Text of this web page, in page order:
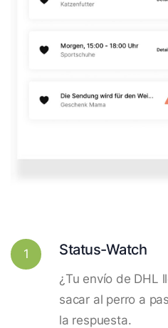
1 Status-Watch
¿Tu envío de DHL
sacar al perro a
la respuesta.